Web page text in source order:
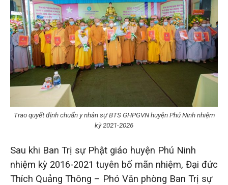
Trao quyết định chuẩn y nhân sự BTS GHPGVN huyện Phú Ninh nhiệm
kỳ 2021-2026
Sau khi Ban Trị sự Phật giáo huyện Phú Ninh
nhiệm kỳ 2016-2021 tuyên bố mãn nhiệm, Đại đức
Thích Quảng Thông – Phó Văn phòng Ban Trị sự